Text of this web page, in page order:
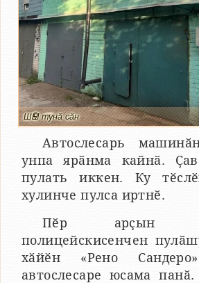
ШӖМ тунӑ сӑн
Автослесарь
унпа ярӑнма кайнӑ.
пулать иккен. Ку
хулинче пулса иртнӗ.
Пӗр арҫын
полицейскисенчен
хӑйӗн «Рено
автослесаре юсама